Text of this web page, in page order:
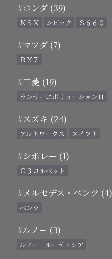
#ホンダ (39)
ＮＳＸ シビック Ｓ６６０
#マツダ (7)
ＲＸ７
#三菱 (19)
ランサーエボリューションⅢ
#スズキ (24)
アルトワークス スイフト
#シボレー (1)
Ｃ３コルベット
#メルセデス・ベンツ (4)
ベンツ
#ルノー (3)
ルノー ルーティシア